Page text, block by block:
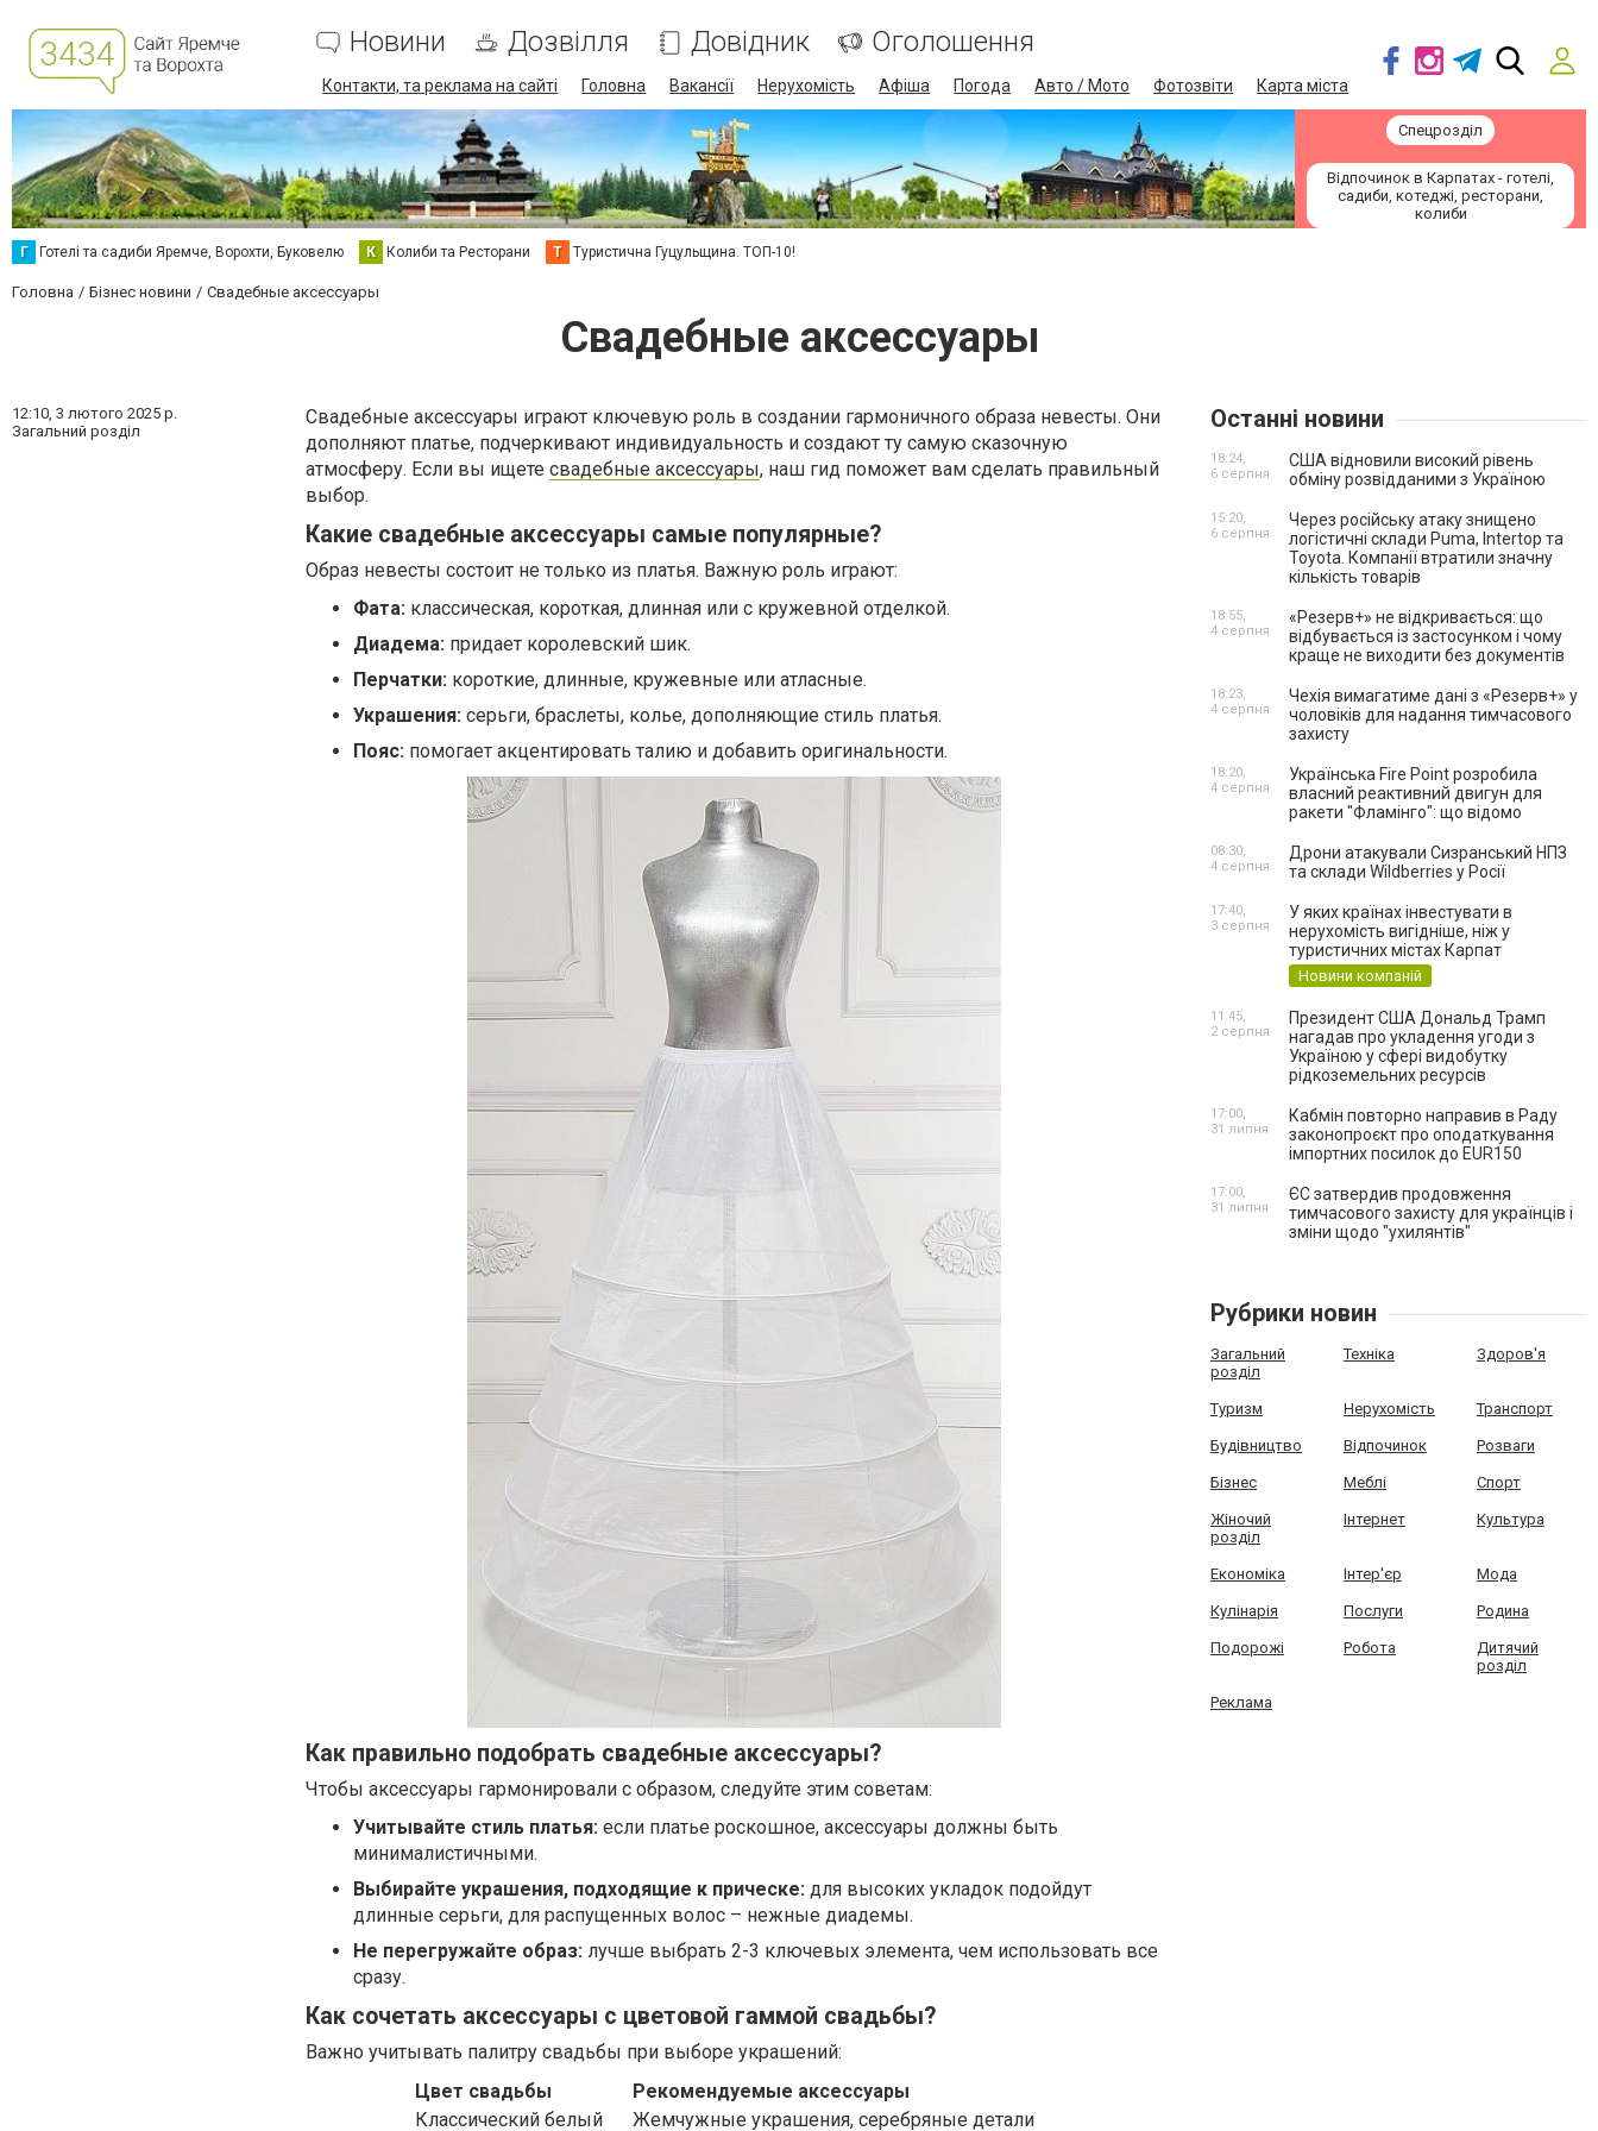
Новини Дозвілля Довідник Оголошення
Контакти, та реклама на сайті Головна Вакансії Нерухомість Афіша Погода Авто / Мото Фотозвіти Карта міста
Спецрозділ
Відпочинок в Карпатах - готелі,
садиби, котеджі, ресторани,
колиби
Г Готелі та садиби Яремче, Ворохти, Буковелю К Колиби та Ресторани Т Туристична Гуцульщина. ТОП-10!
Головна Бізнес новини Свадебные аксессуары
Свадебные аксессуары
12:10, 3 лютого 2025 р.
Загальний розділ
Свадебные аксессуары играют ключевую роль в создании гармоничного образа невесты. Они
дополняют платье, подчеркивают индивидуальность и создают ту самую сказочную
атмосферу. Если вы ищете свадебные аксессуары, наш гид поможет вам сделать правильный
выбор.
Какие свадебные аксессуары самые популярные?
Образ невесты состоит не только из платья. Важную роль играют:
Фата: классическая, короткая, длинная или с кружевной отделкой.
Диадема: придает королевский шик.
Перчатки: короткие, длинные, кружевные или атласные.
Украшения: серьги, браслеты, колье, дополняющие стиль платья.
Пояс: помогает акцентировать талию и добавить оригинальности.
Как правильно подобрать свадебные аксессуары?
Чтобы аксессуары гармонировали с образом, следуйте этим советам:
Учитывайте стиль платья: если платье роскошное, аксессуары должны быть
минималистичными.
Выбирайте украшения, подходящие к прическе: для высоких укладок подойдут
длинные серьги, для распущенных волос – нежные диадемы.
Не перегружайте образ: лучше выбрать 2-3 ключевых элемента, чем использовать все
сразу.
Как сочетать аксессуары с цветовой гаммой свадьбы?
Важно учитывать палитру свадьбы при выборе украшений:
Цвет свадьбы
Рекомендуемые аксессуары
Классический белый
Жемчужные украшения, серебряные детали
Останні новини
США відновили високий рівень
обміну розвідданими з Україною
18:24,
6 серпня
Через російську атаку знищено
логістичні склади Puma, Intertop та
Toyota. Компанії втратили значну
кількість товарів
15:20,
6 серпня
«Резерв+» не відкривається: що
відбувається із застосунком і чому
краще не виходити без документів
18:55,
4 серпня
Чехія вимагатиме дані з «Резерв+» у
чоловіків для надання тимчасового
захисту
18:23,
4 серпня
Українська Fire Point розробила
власний реактивний двигун для
ракети "Фламінго": що відомо
18:20,
4 серпня
Дрони атакували Сизранський НПЗ
та склади Wildberries у Росії
08:30,
4 серпня
У яких країнах інвестувати в
нерухомість вигідніше, ніж у
туристичних містах Карпат
Новини компаній
17:40,
3 серпня
Президент США Дональд Трамп
нагадав про укладення угоди з
Україною у сфері видобутку
рідкоземельних ресурсів
11:45,
2 серпня
Кабмін повторно направив в Раду
законопроєкт про оподаткування
імпортних посилок до EUR150
17:00,
31 липня
ЄС затвердив продовження
тимчасового захисту для українців і
зміни щодо "ухилянтів"
17:00,
31 липня
Рубрики новин
Загальний
розділ
Техніка Здоров'я
Туризм Нерухомість Транспорт
Будівництво Відпочинок Розваги
Бізнес Меблі Спорт
Жіночий
розділ
Інтернет Культура
Економіка Інтер'єр Мода
Кулінарія Послуги Родина
Подорожі Робота
Дитячий
розділ
Реклама